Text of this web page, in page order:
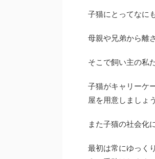
子猫にとってなに
母親や兄弟から離
そこで飼い主の私
子猫がキャリーケ
屋を用意しましょう
また子猫の社会化
最初は常にゆっく